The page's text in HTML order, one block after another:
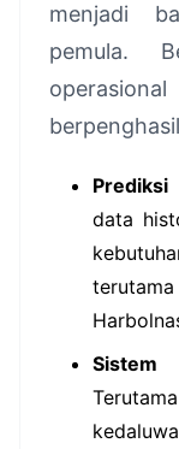
menjadi
pemula.
data
Sistem